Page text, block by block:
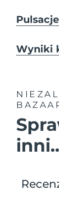
Wyniki